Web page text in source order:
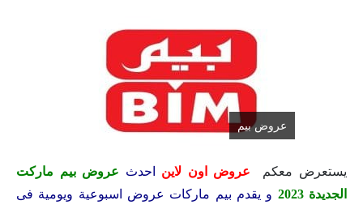
عروض بيم
يستعرض معكم عروض اون لاين احدث عروض بيم ماركت
الجديدة 2023
و يقدم بيم ماركات عروض اسبوعية ويومية فى